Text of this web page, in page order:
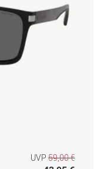
UVP 59,00 €